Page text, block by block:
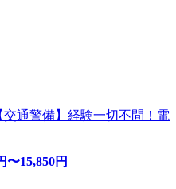
通警備】経験一切不問！電
〜15,850円